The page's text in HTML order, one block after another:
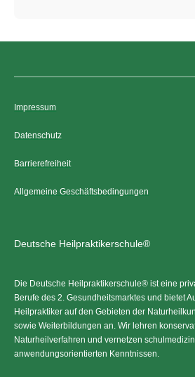
Impressum
Datenschutz
Barrierefreiheit
Allgemeine Geschäftsbedingungen
Deutsche Heilpraktikerschule®
Die Deutsche Heilpraktikerschule® ist eine
Berufe des 2. Gesundheitsmarktes und bietet
Heilpraktiker auf den Gebieten der
sowie Weiterbildungen an. Wir lehren
Naturheilverfahren und vernetzen
anwendungsorientierten Kenntnissen.